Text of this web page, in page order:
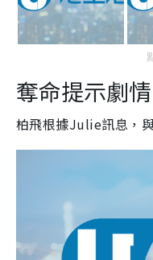
奪命提示劇
柏飛根據Julie訊息，